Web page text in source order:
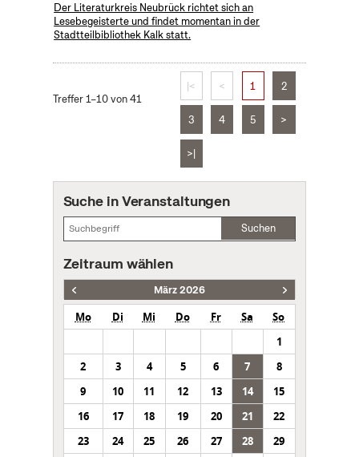
Der Literaturkreis Neubrück richtet sich an
Lesebegeisterte und findet momentan in der
Stadtteilbibliothek Kalk statt.
Treffer 1–10 von 41
|< < 1 2
3 4 5 >
>|
Suche in Veranstaltungen
Suchen
Zeitraum wählen
März 2026
Mo Di Mi Do Fr Sa
So
1
2
3 4 5 6 7
8
9
10 11 12 13 14
15
16
17 18 19 20 21
22
23
24 25 26 27 28
29